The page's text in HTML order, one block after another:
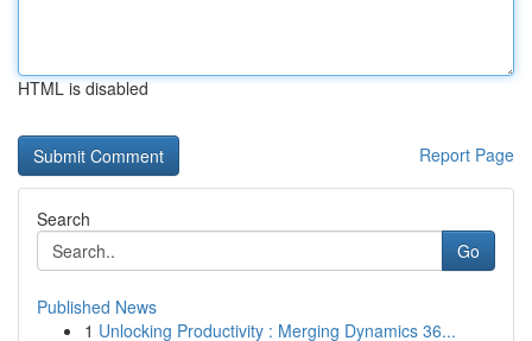
HTML is disabled
Report Page
Search
Go
Published News
1 Unlocking Productivity : Merging Dynamics 36...